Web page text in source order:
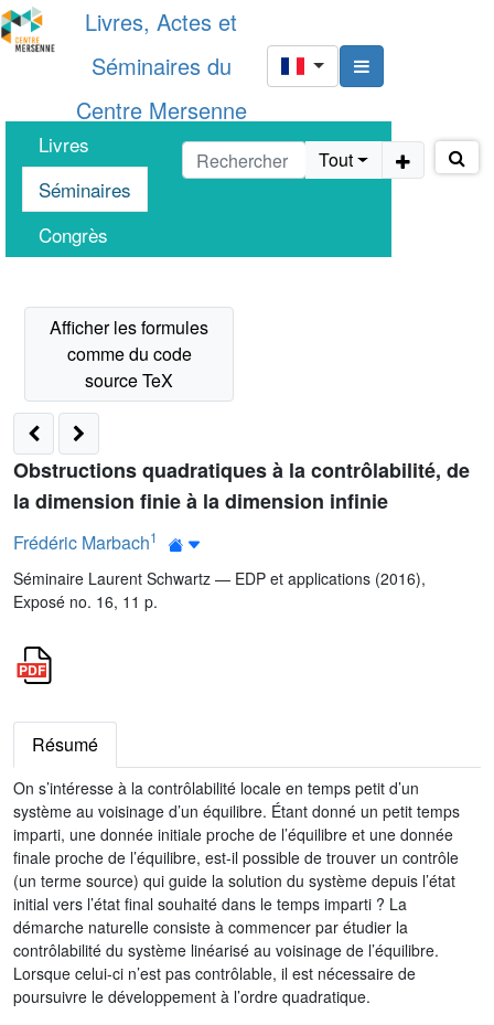
Livres, Actes et
Séminaires du
Centre Mersenne
Livres
Séminaires
Congrès
Tout
Obstructions quadratiques à la contrôlabilité, de
la dimension finie à la dimension infinie
Frédéric Marbach1
Séminaire Laurent Schwartz — EDP et applications (2016),
Exposé no. 16, 11 p.
Résumé
On s’intéresse à la contrôlabilité locale en temps petit d’un
système au voisinage d’un équilibre. Étant donné un petit temps
imparti, une donnée initiale proche de l’équilibre et une donnée
finale proche de l’équilibre, est-il possible de trouver un contrôle
(un terme source) qui guide la solution du système depuis l’état
initial vers l’état final souhaité dans le temps imparti ? La
démarche naturelle consiste à commencer par étudier la
contrôlabilité du système linéarisé au voisinage de l’équilibre.
Lorsque celui-ci n’est pas contrôlable, il est nécessaire de
poursuivre le développement à l’ordre quadratique.